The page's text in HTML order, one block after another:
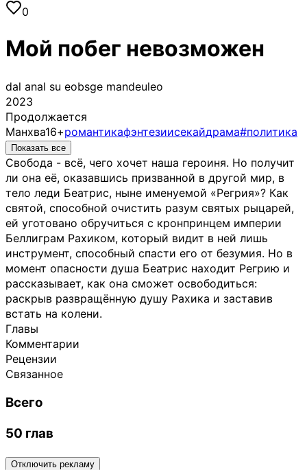
0
Мой побег невозможен
dal anal su eobsge mandeuleo
2023
Продолжается
Манхва16+романтикафэнтезиисекайдрама#политика
Показать все
Свобода - всё, чего хочет наша героиня. Но получит
ли она её, оказавшись призванной в другой мир, в
тело леди Беатрис, ныне именуемой «Регрия»? Как
святой, способной очистить разум святых рыцарей,
ей уготовано обручиться с кронпринцем империи
Беллиграм Рахиком, который видит в ней лишь
инструмент, способный спасти его от безумия. Но в
момент опасности душа Беатрис находит Регрию и
рассказывает, как она сможет освободиться:
раскрыв развращённую душу Рахика и заставив
встать на колени.
Главы
Комментарии
Рецензии
Связанное
Всего
50 глав
Отключить рекламу